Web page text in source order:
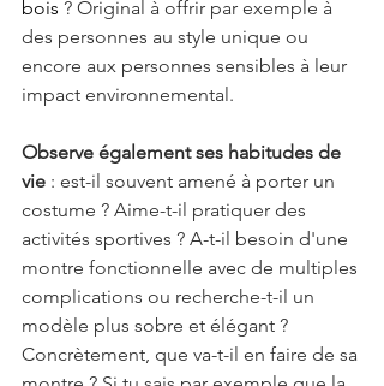
bois ? Original à offrir par exemple à
des personnes au style unique ou
encore aux personnes sensibles à leur
impact environnemental.
Observe également ses habitudes de
vie : est-il souvent amené à porter un
costume ? Aime-t-il pratiquer des
activités sportives ? A-t-il besoin d'une
montre fonctionnelle avec de multiples
complications ou recherche-t-il un
modèle plus sobre et élégant ?
Concrètement, que va-t-il en faire de sa